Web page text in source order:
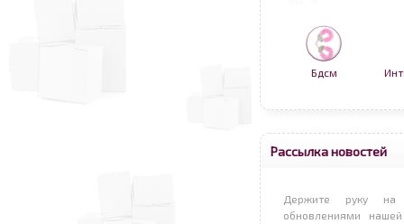
Бдсм
Рассылка новостей
Держите руку на
обновлениями